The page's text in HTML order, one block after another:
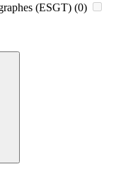
(ESGT) (0)